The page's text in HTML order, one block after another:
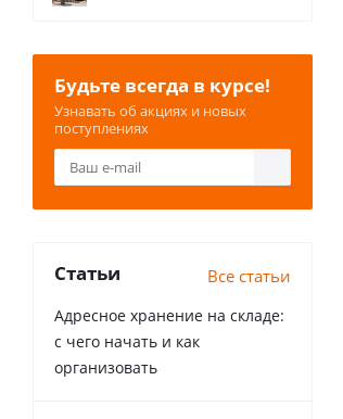
Будьте всегда в курсе!
Узнавать об акциях и новых
поступлениях
Статьи Все статьи
Адресное хранение на складе:
с чего начать и как
организовать